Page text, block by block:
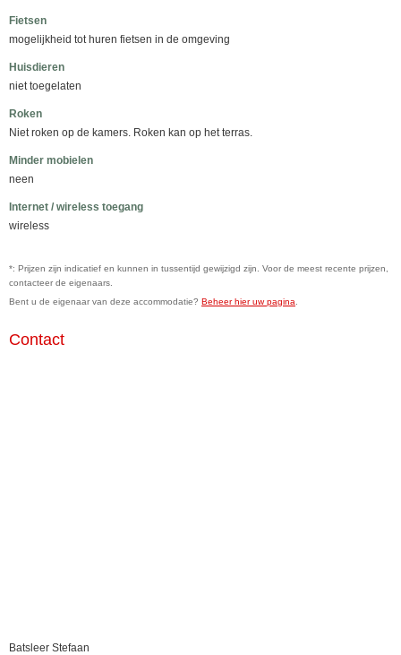
Fietsen
mogelijkheid tot huren fietsen in de omgeving
Huisdieren
niet toegelaten
Roken
Niet roken op de kamers. Roken kan op het terras.
Minder mobielen
neen
Internet / wireless toegang
wireless
*: Prijzen zijn indicatief en kunnen in tussentijd gewijzigd zijn. Voor de meest recente prijzen,
contacteer de eigenaars.
Bent u de eigenaar van deze accommodatie? Beheer hier uw pagina
Contact
Batsleer Stefaan